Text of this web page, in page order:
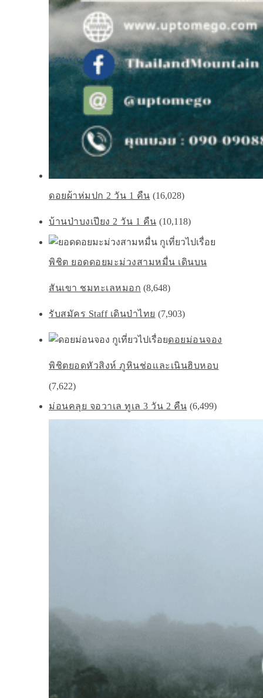
ดอยผ้าห่มปก 2 วัน 1 คืน (16,028)
บ้านป่าบงเปียง 2 วัน 1 คืน (10,118)
พิชิต ยอดดอยมะม่วงสามหมื่น เดินบน
สันเขา ชมทะเลหมอก (8,648)
รับสมัคร Staff เดินป่าไทย (7,903)
ดอยม่อนจอง
พิชิตยอดหัวสิงห์ ภูหินช่อเเละเนินฮิบหอบ
(7,622)
ม่อนคลุย จอวาเล ทูเล 3 วัน 2 คืน (6,499)